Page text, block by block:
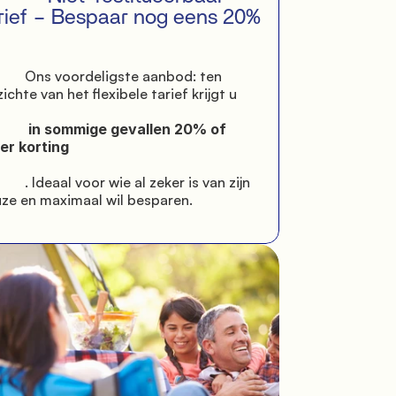
– Bespaar nog eens 20%
van het flexibele tarief krijgt u
korting
en maximaal wil besparen.